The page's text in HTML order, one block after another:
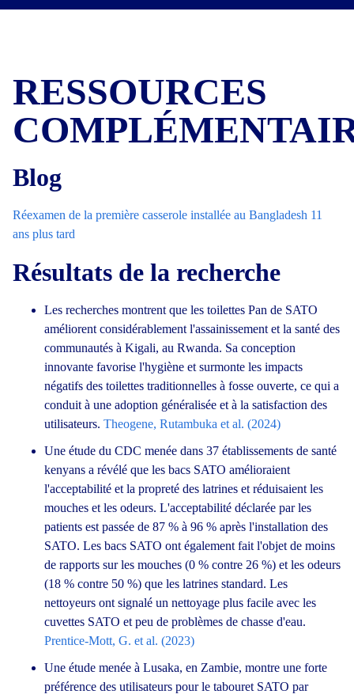
RESSOURCES
Blog
Réexamen de la première casserole installée au Bangladesh 11
ans plus tard
Résultats de la recherche
Les recherches montrent que les toilettes Pan de SATO
améliorent considérablement l'assainissement et la santé des
communautés à Kigali, au Rwanda. Sa conception
innovante favorise l'hygiène et surmonte les impacts
négatifs des toilettes traditionnelles à fosse ouverte, ce qui a
conduit à une adoption généralisée et à la satisfaction des
utilisateurs. Theogene, Rutambuka et al. (2024)
Une étude du CDC menée dans 37 établissements de santé
kenyans a révélé que les bacs SATO amélioraient
l'acceptabilité et la propreté des latrines et réduisaient les
mouches et les odeurs. L'acceptabilité déclarée par les
patients est passée de 87 % à 96 % après l'installation des
SATO. Les bacs SATO ont également fait l'objet de moins
de rapports sur les mouches (0 % contre 26 %) et les odeurs
(18 % contre 50 %) que les latrines standard. Les
nettoyeurs ont signalé un nettoyage plus facile avec les
cuvettes SATO et peu de problèmes de chasse d'eau.
Prentice-Mott, G. et al. (2023)
Une étude menée à Lusaka, en Zambie, montre une forte
préférence des utilisateurs pour le tabouret SATO par